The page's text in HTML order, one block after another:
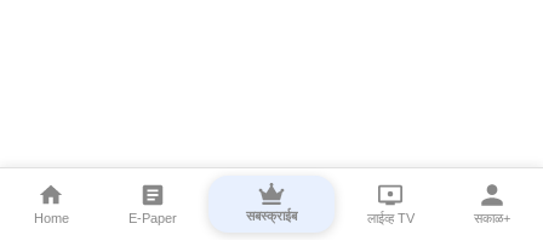
Home E-Paper सबस्क्राईब लाईव्ह TV सकाळ+